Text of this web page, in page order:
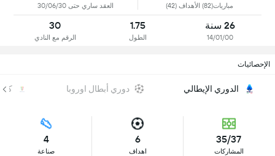
مباريات(82) الأهداف (42) العقد ساري حتى 30/06/30
26 سنة
14/01/00
1.75
الطول
30
الرقم مع النادي
الإحصائيات
الدوري الإيطالي دوري أبطال اوروبا
35/37
المشاركات
6
اهداف
4
صناعة